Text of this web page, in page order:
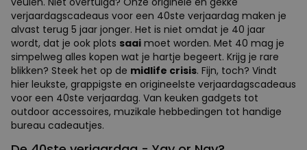
verjaardagscadeaus voor een 40ste verjaardag maken je
alvast terug 5 jaar jonger. Het is niet omdat je 40 jaar
wordt, dat je ook plots saai moet worden. Met 40 mag je
simpelweg alles kopen wat je hartje begeert. Krijg je rare
blikken? Steek het op de midlife crisis. Fijn, toch? Vindt
hier leukste, grappigste en origineelste verjaardagscadeaus
voor een 40ste verjaardag. Van keuken gadgets tot
outdoor accessoires, muzikale hebbedingen tot handige
bureau cadeautjes.